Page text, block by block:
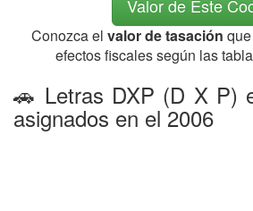
Valor de Este
Conozca el valor de tasación
efectos fiscales según las
🚗 Letras DXP (D X P)
asignados en el 2006